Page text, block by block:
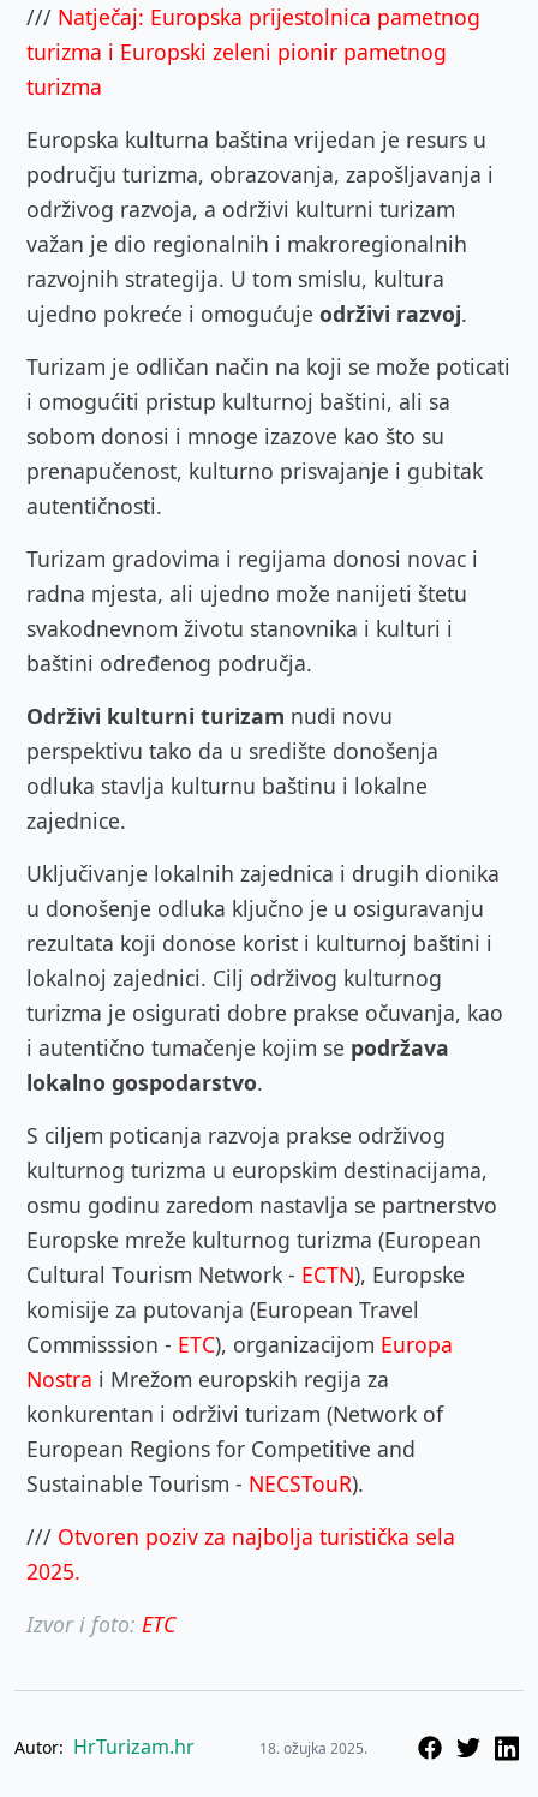
/// Natječaj: Europska prijestolnica pametnog
turizma i Europski zeleni pionir pametnog
turizma
Europska kulturna baština vrijedan je resurs u
području turizma, obrazovanja, zapošljavanja i
održivog razvoja, a održivi kulturni turizam
važan je dio regionalnih i makroregionalnih
razvojnih strategija. U tom smislu, kultura
ujedno pokreće i omogućuje održivi razvoj.
Turizam je odličan način na koji se može poticati
i omogućiti pristup kulturnoj baštini, ali sa
sobom donosi i mnoge izazove kao što su
prenapučenost, kulturno prisvajanje i gubitak
autentičnosti.
Turizam gradovima i regijama donosi novac i
radna mjesta, ali ujedno može nanijeti štetu
svakodnevnom životu stanovnika i kulturi i
baštini određenog područja.
Održivi kulturni turizam nudi novu
perspektivu tako da u središte donošenja
odluka stavlja kulturnu baštinu i lokalne
zajednice.
Uključivanje lokalnih zajednica i drugih dionika
u donošenje odluka ključno je u osiguravanju
rezultata koji donose korist i kulturnoj baštini i
lokalnoj zajednici. Cilj održivog kulturnog
turizma je osigurati dobre prakse očuvanja, kao
i autentično tumačenje kojim se podržava
lokalno gospodarstvo.
S ciljem poticanja razvoja prakse održivog
kulturnog turizma u europskim destinacijama,
osmu godinu zaredom nastavlja se partnerstvo
Europske mreže kulturnog turizma (European
Cultural Tourism Network - ECTN), Europske
komisije za putovanja (European Travel
Commisssion - ETC), organizacijom Europa
Nostra i Mrežom europskih regija za
konkurentan i održivi turizam (Network of
European Regions for Competitive and
Sustainable Tourism - NECSTouR).
/// Otvoren poziv za najbolja turistička sela
2025.
Izvor i foto: ETC
Autor: HrTurizam.hr 18. ožujka 2025.